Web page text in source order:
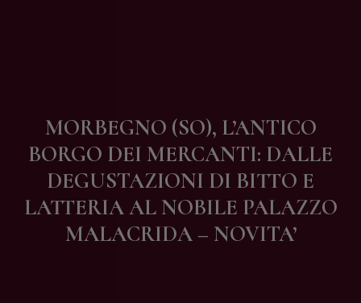
MORBEGNO (SO), L’ANTICO
BORGO DEI MERCANTI: DALLE
DEGUSTAZIONI DI BITTO E
LATTERIA AL NOBILE PALAZZO
MALACRIDA – NOVITA’